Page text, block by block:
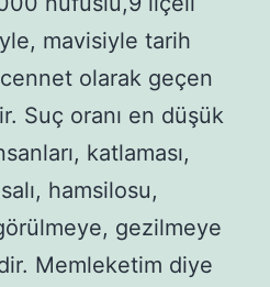
mavisiyle tarih
olarak geçen
Suç oranı en düşük
katlaması,
hamsilosu,
gezilmeye
Memleketim diye